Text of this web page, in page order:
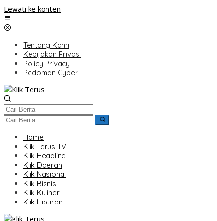
Lewati ke konten
Tentang Kami
Kebijakan Privasi
Policy Privacy
Pedoman Cyber
Home
Klik Terus TV
Klik Headline
Klik Daerah
Klik Nasional
Klik Bisnis
Klik Kuliner
Klik Hiburan